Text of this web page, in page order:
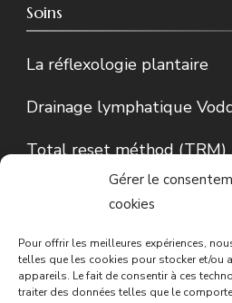
Gérer le
cookies
Pour offrir les meilleures expériences,
telles que les cookies pour stocker et/ou
appareils. Le fait de consentir à ces
traiter des données telles que le
Soins
La réflexologie plantaire
Drainage lymphatique
Total reset méthod (TRM)
Conseils en phytothérapie